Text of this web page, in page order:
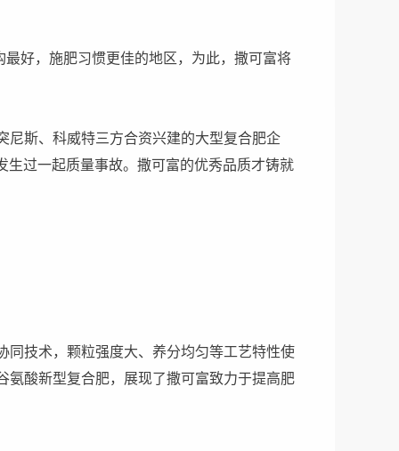
好，施肥习惯更佳的地区，为此，撒可富将
尼斯、科威特三方合资兴建的大型复合肥企
过一起质量事故。撒可富的优秀品质才铸就
同技术，颗粒强度大、养分均匀等工艺特性使
氨酸新型复合肥，展现了撒可富致力于提高肥